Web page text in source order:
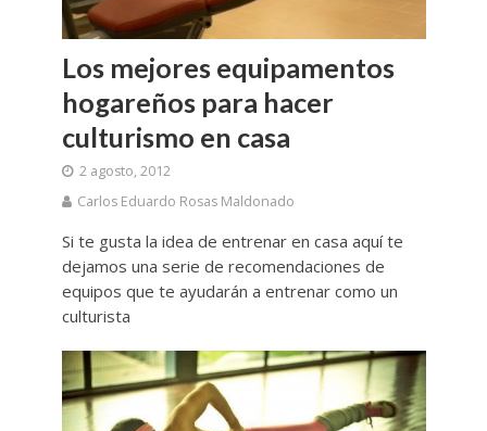
Los mejores equipamentos
hogareños para hacer
culturismo en casa
2 agosto, 2012
Carlos Eduardo Rosas Maldonado
Si te gusta la idea de entrenar en casa aquí te
dejamos una serie de recomendaciones de
equipos que te ayudarán a entrenar como un
culturista